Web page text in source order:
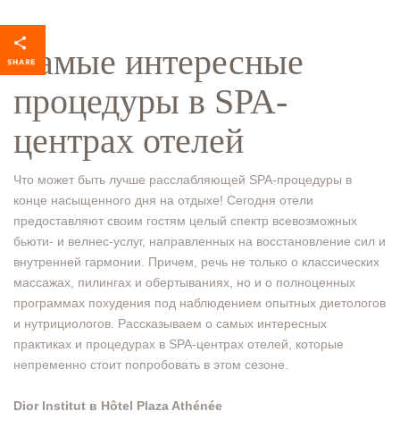
Самые интересные
процедуры в SPA-
центрах отелей
Что может быть лучше расслабляющей SPA-процедуры в
конце насыщенного дня на отдыхе! Сегодня отели
предоставляют своим гостям целый спектр всевозможных
бьюти- и велнес-услуг, направленных на восстановление сил и
внутренней гармонии. Причем, речь не только о классических
массажах, пилингах и обертываниях, но и о полноценных
программах похудения под наблюдением опытных диетологов
и нутрициологов. Рассказываем о самых интересных
практиках и процедурах в SPA-центрах отелей, которые
непременно стоит попробовать в этом сезоне.
Dior Institut в Hôtel Plaza Athénée